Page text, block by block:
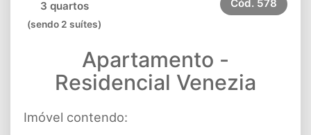
3 quartos
(sendo 2 suítes)
Cód. 578
Apartamento -
Residencial Venezia
Imóvel contendo: